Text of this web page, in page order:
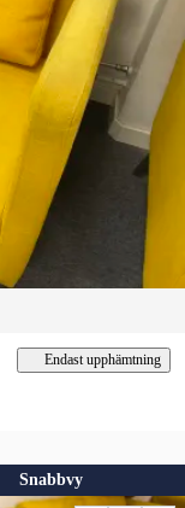
Endast upphämtning
Snabbvy